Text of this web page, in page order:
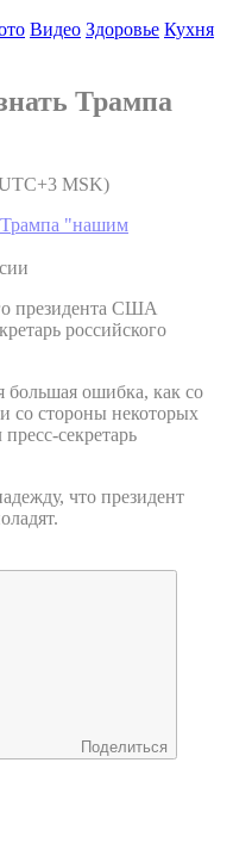
Видео Здоровье Кухня
Трампа
MSK)
президента США
российского
большая ошибка, как со
со стороны некоторых
секретарь
что президент
Поделиться